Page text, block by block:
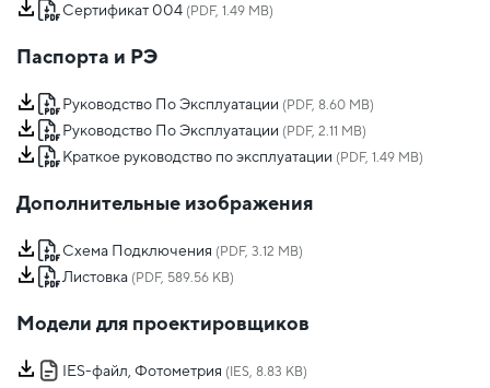
Сертификат 004 (PDF, 1.49 MB)
Паспорта и РЭ
Руководство По Эксплуатации (PDF, 8.60 MB)
Руководство По Эксплуатации (PDF, 2.11 MB)
Краткое руководство по эксплуатации (PDF, 1.49 MB)
Дополнительные изображения
Схема Подключения (PDF, 3.12 MB)
Листовка (PDF, 589.56 KB)
Модели для проектировщиков
IES-файл, Фотометрия (IES, 8.83 KB)